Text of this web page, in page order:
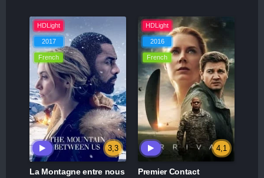
HDLight
2017
French
3,3
La Montagne entre nous
HDLight
2016
French
4,1
Premier Contact